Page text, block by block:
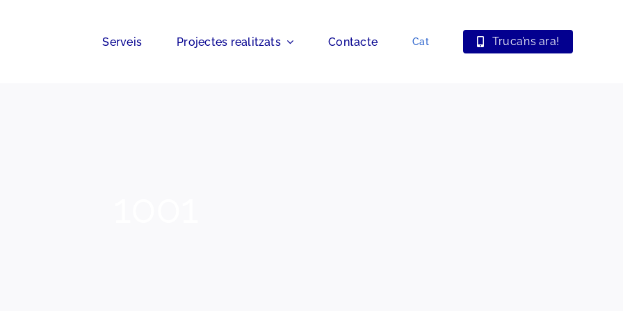
Serveis Projectes realitzats Contacte Cat Truca’ns ara!